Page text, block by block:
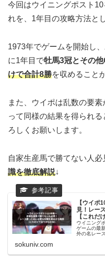
今回はウイニングポスト
れを、1年目の攻略方法と
1973年でゲームを開始し
に1年目で牡馬3冠とその
けで合計8勝を収めること
また、ウイポは乱数の要
って同様の結果を得られ
ろしくお願いします。
自家生産馬で勝てない人必
識を徹底解説↓
【ウイポ
見！レー
【これだ
ウイニング
ゲームの最
外の名レー
sokuniv.com